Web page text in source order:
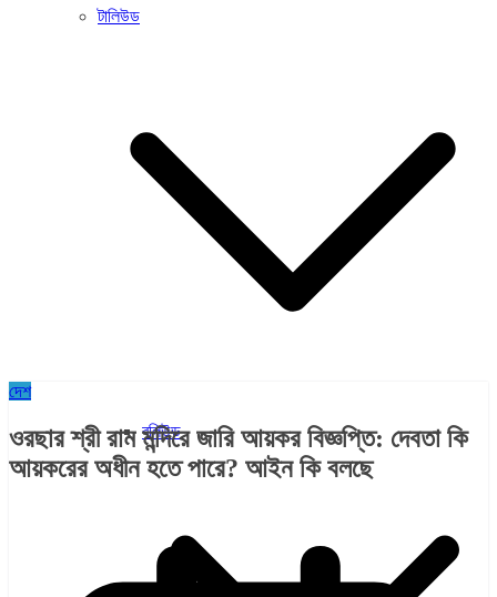
টালিউড
বলিউড
দেশ
ওরছার শ্রী রাম মন্দিরে জারি আয়কর বিজ্ঞপ্তি: দেবতা কি
আয়করের অধীন হতে পারে? আইন কি বলছে